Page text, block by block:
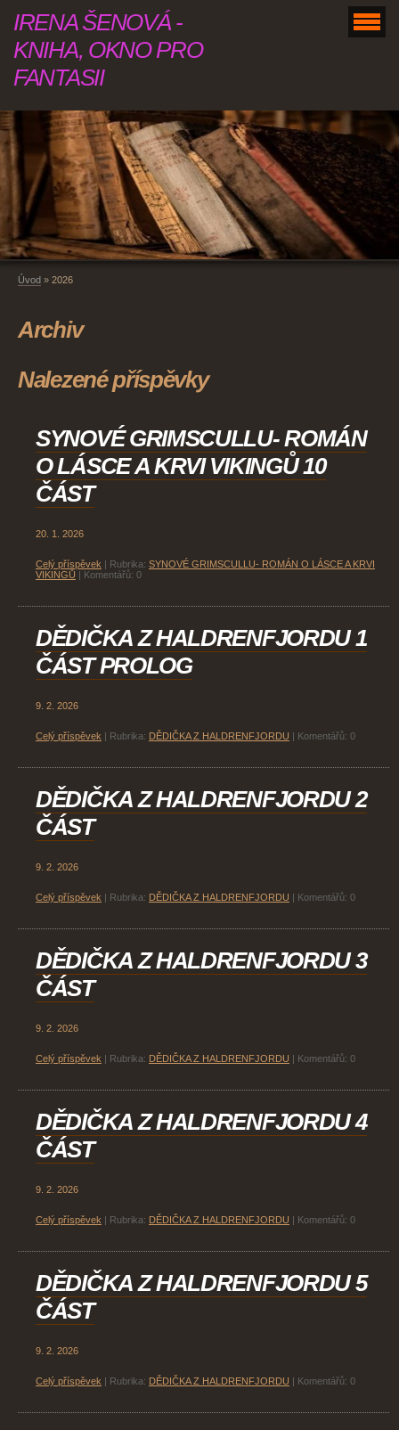
IRENA ŠENOVÁ -
KNIHA, OKNO PRO
FANTASII
Úvod » 2026
Archiv
Nalezené příspěvky
SYNOVÉ GRIMSCULLU- ROMÁN
O LÁSCE A KRVI VIKINGŮ 10
ČÁST
20. 1. 2026
Celý příspěvek Rubrika: SYNOVÉ GRIMSCULLU- ROMÁN O LÁSCE A KRVI
VIKINGŮ
Komentářů: 0
DĚDIČKA Z HALDRENFJORDU 1
ČÁST PROLOG
9. 2. 2026
Celý příspěvek Rubrika: DĚDIČKA Z HALDRENFJORDU Komentářů: 0
DĚDIČKA Z HALDRENFJORDU 2
ČÁST
9. 2. 2026
Celý příspěvek Rubrika: DĚDIČKA Z HALDRENFJORDU Komentářů: 0
DĚDIČKA Z HALDRENFJORDU 3
ČÁST
9. 2. 2026
Celý příspěvek Rubrika: DĚDIČKA Z HALDRENFJORDU Komentářů: 0
DĚDIČKA Z HALDRENFJORDU 4
ČÁST
9. 2. 2026
Celý příspěvek Rubrika: DĚDIČKA Z HALDRENFJORDU Komentářů: 0
DĚDIČKA Z HALDRENFJORDU 5
ČÁST
9. 2. 2026
Celý příspěvek Rubrika: DĚDIČKA Z HALDRENFJORDU Komentářů: 0